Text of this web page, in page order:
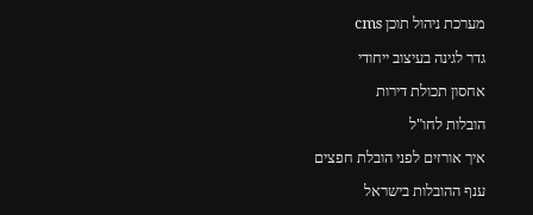
מערכת ניהול תוכן cms
גדר לגינה בעיצוב ייחודי
אחסון תכולת דירות
הובלות לחו"ל
איך אורזים לפני הובלת חפצים
ענף ההובלות בישראל